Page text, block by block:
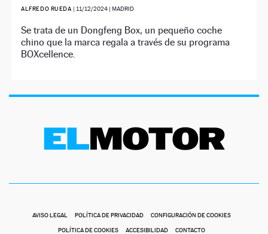
ALFREDO RUEDA | 11/12/2024| MADRID
Se trata de un Dongfeng Box, un pequeño coche
chino que la marca regala a través de su programa
BOXcellence.
AVISO LEGAL POLÍTICA DE PRIVACIDAD CONFIGURACIÓN DE COOKIES
POLÍTICA DE COOKIES ACCESIBILIDAD CONTACTO